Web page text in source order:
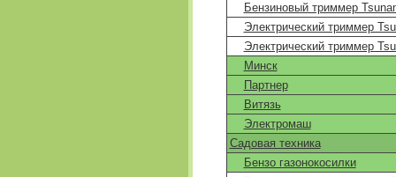
Бензиновый триммер
Электрический триммер
Электрический триммер
Минск
Партнер
Витязь
Электромаш
Садовая техника
Бензо газонокосилки